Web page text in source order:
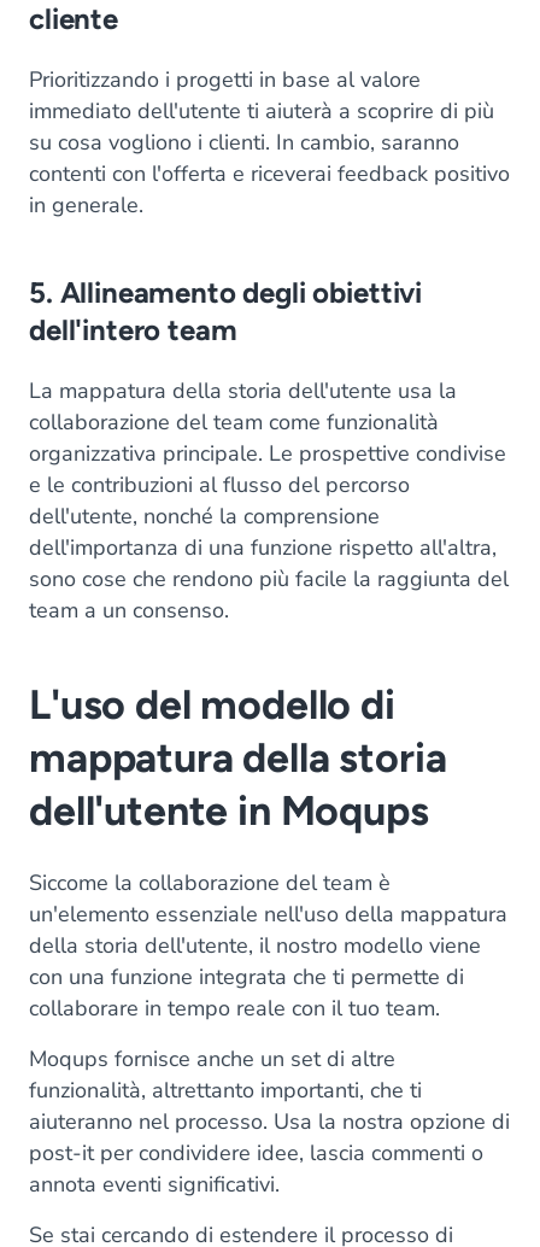
cliente
Prioritizzando i progetti in base al valore
immediato dell'utente ti aiuterà a scoprire di più
su cosa vogliono i clienti. In cambio, saranno
contenti con l'offerta e riceverai feedback positivo
in generale.
5. Allineamento degli obiettivi
dell'intero team
La mappatura della storia dell'utente usa la
collaborazione del team come funzionalità
organizzativa principale. Le prospettive condivise
e le contribuzioni al flusso del percorso
dell'utente, nonché la comprensione
dell'importanza di una funzione rispetto all'altra,
sono cose che rendono più facile la raggiunta del
team a un consenso.
L'uso del modello di
mappatura della storia
dell'utente in Moqups
Siccome la collaborazione del team è
un'elemento essenziale nell'uso della mappatura
della storia dell'utente, il nostro modello viene
con una funzione integrata che ti permette di
collaborare in tempo reale con il tuo team.
Moqups fornisce anche un set di altre
funzionalità, altrettanto importanti, che ti
aiuteranno nel processo. Usa la nostra opzione di
post-it per condividere idee, lascia commenti o
annota eventi significativi.
Se stai cercando di estendere il processo di